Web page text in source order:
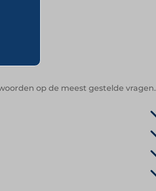
op de meest gestelde vragen.